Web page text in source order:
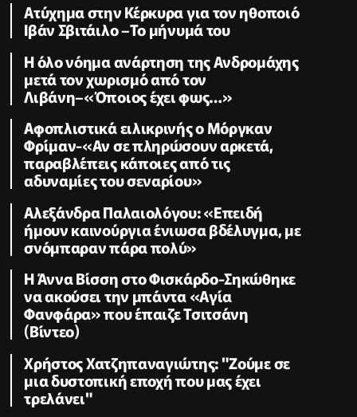
Ατύχημα στην Κέρκυρα για τον ηθοποιό
Ιβάν Σβιτάιλο –Το μήνυμά του
Η όλο νόημα ανάρτηση της Ανδρομάχης
μετά τον χωρισμό από τον
Λιβάνη–«Όποιος έχει φως…»
Αφοπλιστικά ειλικρινής ο Μόργκαν
Φρίμαν-«Αν σε πληρώσουν αρκετά,
παραβλέπεις κάποιες από τις
αδυναμίες του σεναρίου»
Αλεξάνδρα Παλαιολόγου: «Επειδή
ήμουν καινούργια ένιωσα βδέλυγμα, με
σνόμπαραν πάρα πολύ»
Η Άννα Βίσση στο Φισκάρδο-Σηκώθηκε
να ακούσει την μπάντα «Αγία
Φανφάρα» που έπαιζε Τσιτσάνη
(Βίντεο)
Χρήστος Χατζηπαναγιώτης: "Ζούμε σε
μια δυστοπική εποχή που μας έχει
τρελάνει"